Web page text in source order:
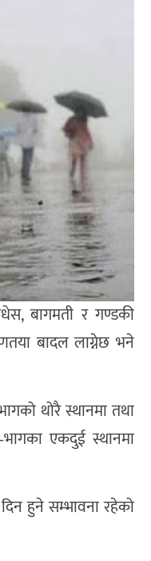
बागमती र गण्डकी
बादल लाग्नेछ भने
थोरै स्थानमा तथा
एकदुई स्थानमा
हुने सम्भावना रहेको